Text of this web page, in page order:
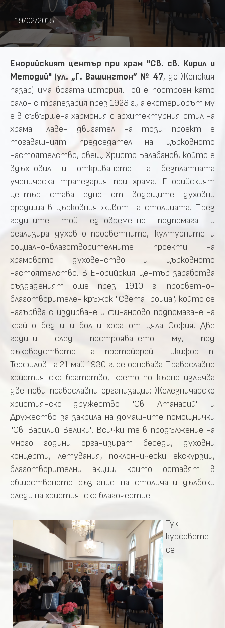
19/02/2015
Енорийският център при храм "Св. св. Кирил и
Методий" (ул. „Г. Вашингтон” № 47, до Женския
пазар) има богата история. Той е построен като
салон с трапезария през 1928 г., а екстериорът му
е в съвършена хармония с архитектурния стил на
храма. Главен двигател на този проект е
тогавашният председател на църковното
настоятелство, свещ. Христо Балабанов, който е
вдъхновил и откриването на безплатната
ученическа трапезария при храма. Енорийският
център става едно от водещите духовни
средища в църковния живот на столицата. През
годините той едновременно подпомага и
реализира духовно-просветните, културните и
социално-благотворителните проекти на
храмовото духовенство и църковното
настоятелство. В Енорийския център заработва
създаденият още през 1910 г. просветно-
благотворителен кръжок "Света Троица", който се
нагърбва с издирване и финансово подпомагане на
крайно бедни и болни хора от цяла София. Две
години след построяването му, под
ръководството на протойерей Никифор п.
Теофилов на 21 май 1930 г. се основава Православно
християнско братство, което по-късно излъчва
две нови православни организации: Железничарско
християнско дружество "Св. Атанасий" и
Дружество за закрила на домашните помощнички
"Св. Василий Велики". Всички те в продължение на
много години организират беседи, духовни
концерти, летувания, поклоннически екскурзии,
благотворителни акции, които оставят в
общественото съзнание на столичани дълбоки
следи на християнско благочестие.
Тук
курсовете
се